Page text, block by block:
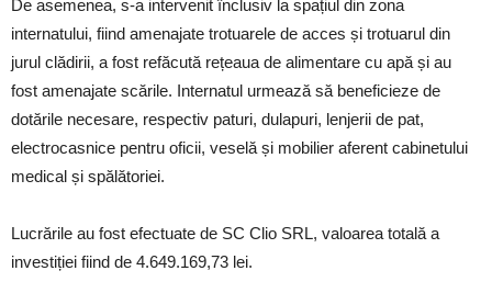
De asemenea, s-a intervenit înclusiv la spațiul din zona
internatului, fiind amenajate trotuarele de acces și trotuarul din
jurul clădirii, a fost refăcută rețeaua de alimentare cu apă și au
fost amenajate scările. Internatul urmează să beneficieze de
dotările necesare, respectiv paturi, dulapuri, lenjerii de pat,
electrocasnice pentru oficii, veselă și mobilier aferent cabinetului
medical și spălătoriei.
Lucrările au fost efectuate de SC Clio SRL, valoarea totală a
investiției fiind de 4.649.169,73 lei.